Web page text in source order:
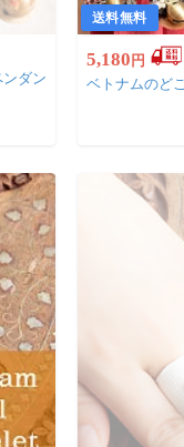
ンダン
送料無料
5,180円
ベトナムのど